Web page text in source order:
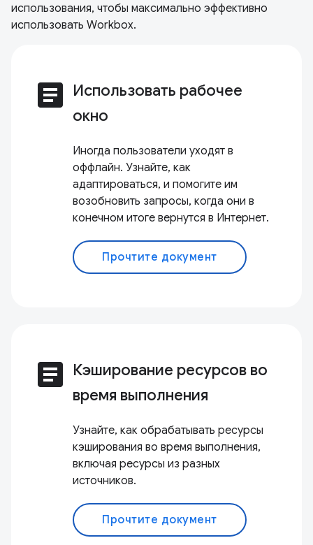
использования, чтобы максимально эффективно
использовать Workbox.
article Использовать рабочее
окно
Иногда пользователи уходят в
оффлайн. Узнайте, как
адаптироваться, и помогите им
возобновить запросы, когда они в
конечном итоге вернутся в Интернет.
Прочтите документ
article Кэширование ресурсов во
время выполнения
Узнайте, как обрабатывать ресурсы
кэширования во время выполнения,
включая ресурсы из разных
источников.
Прочтите документ